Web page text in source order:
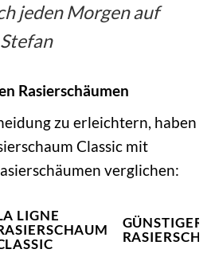
jeden Morgen auf
Stefan
Rasierschäumen
zu erleichtern, haben
Classic mit
verglichen:
LIGNE
GÜNSTIGER